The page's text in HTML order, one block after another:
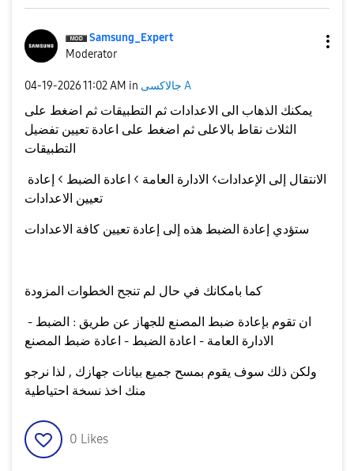
Samsung_Expert
Moderator
‎04-19-202611:02 AM in جالاكسى A
يمكنك الذهاب الى الاعدادات ثم التطبيقات ثم اضغط على
الثلاث نقاط بالاعلى ثم اضغط على اعادة تعيين تفضيل
تعيين الاعدادات
ستؤدي إعادة الضبط هذه إلى إعادة تعيين كافة الاعدادات
كما بامكانك في حال لم تنجح الخطوات المزودة
الادارة العامة - اعادة الضبط - اعادة ضبط المصنع
ولكن ذلك سوف يقوم بمسح جميع بيانات جهازك , لذا نرجو
منك اخذ نسخة احتياطية
0 Likes